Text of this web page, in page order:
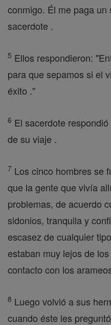
conmigo. Él me paga
sacerdote .
5 Ellos respondieron:
para que sepamos si el
éxito ."
6 El sacerdote
de su viaje .
7 Los cinco hombres se
que la gente que vivía
problemas, de acuerdo
sidonios, tranquila y
escasez de cualquier
estaban muy lejos de
contacto con los
8 Luego volvió a sus
cuando éste les